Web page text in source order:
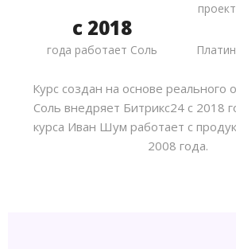
с 2018
года работает Соль
Курс создан на основе реального
Соль внедряет Битрикс24 с 2018
курса Иван Шум работает с
2008 года.